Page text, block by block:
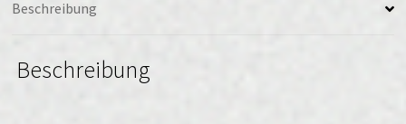
Beschreibung
Beschreibung